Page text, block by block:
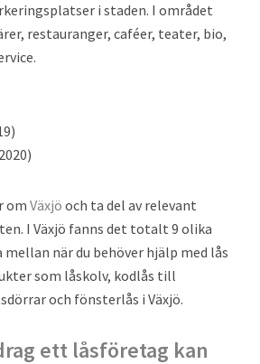
i staden. I området
restauranger, caféer, teater, bio,
om Växjö och ta del av relevant
I Växjö fanns det totalt 9 olika
när du behöver hjälp med lås
som låskolv, kodlås till
och fönsterlås i Växjö.
ett låsföretag kan